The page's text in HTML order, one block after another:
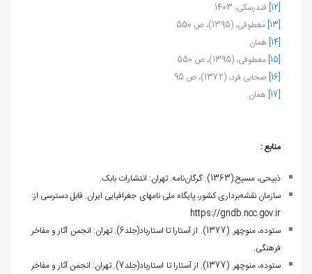
[12]
فندرسکی، 1403
[13]
معطوفی، (1395)، ص 550
[14]
همان
[15]
معطوفی، (1395)، ص 550
[16]
صحابی فرد، (1372)، ص 95
[17]
همان.
منابع :
ذبیحی، مسیح.(1363). گرگان‌نامه. تهران: انتشارات بابک.
سازمان نقشه‌برداری کشور، پایگاه ملی نام‏های جغرافیایی ایران. قابل دسترسی از:
https://gndb.ncc.gov.ir
ستوده، منوچهر. (1377). از آستارا تا استارباد(جلد6). تهران: انجمن آثار و مفاخر
فرهنگی.
ستوده، منوچهر. (1377). از آستارا تا استارباد(جلد7). تهران: انجمن آثار و مفاخر